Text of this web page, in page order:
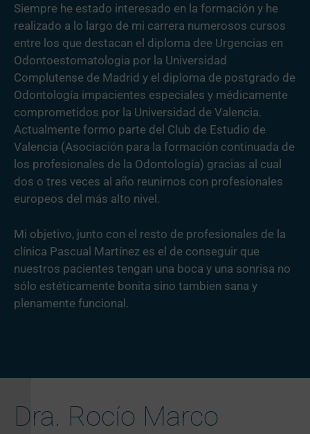
Siempre he estado interesado en la formación y he
realizado a lo largo de mi carrera numerosos cursos
entre los que destacan el diploma dee Urgencias en
Odontoestomatologia por la Universidad
Complutense de Madrid y el diploma de postgrado de
Odontología impacientes especiales y médicamente
comprometidos por la Universidad de Valencia.
Actualmente formo parte del Club de Estudio de
Valencia (Asociación para la formación continuada de
los profesionales de la Odontología) gracias al cual
dos o tres veces al año reunirnos con profesionales
europeos del más alto nivel.
Mi objetivo, junto con el resto de profesionales de la
clínica Pascual Martínez es el de conseguir que
nuestros pacientes tengan una boca y una sonrisa no
sólo estéticamente bonita sino tambien sana y
plenamente funcional.
Dra. Rocío Marco